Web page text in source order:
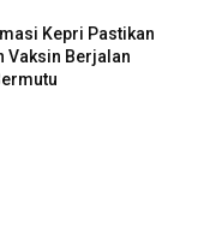
Kepri Pastikan
Vaksin Berjalan